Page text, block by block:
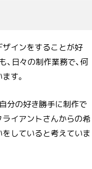
ザインをすることが好
、日々の制作業務で、何
す。
分の好き勝手に制作で
ライアントさんからの希
をしていると考えていま